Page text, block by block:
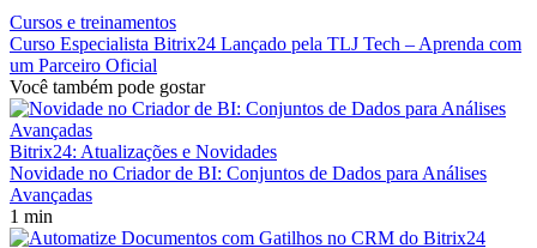
Cursos e treinamentos
Curso Especialista Bitrix24 Lançado pela TLJ Tech – Aprenda com
um Parceiro Oficial
Você também pode gostar
Bitrix24: Atualizações e Novidades
Novidade no Criador de BI: Conjuntos de Dados para Análises
Avançadas
1 min